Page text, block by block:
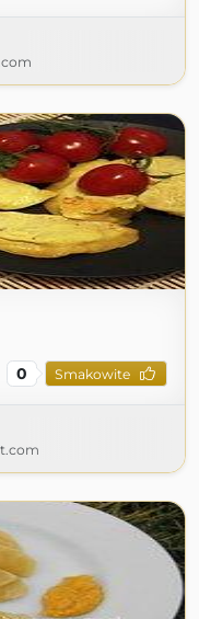
0 Smakowite